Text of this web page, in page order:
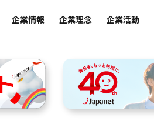
企業情報 企業理念 企業活動